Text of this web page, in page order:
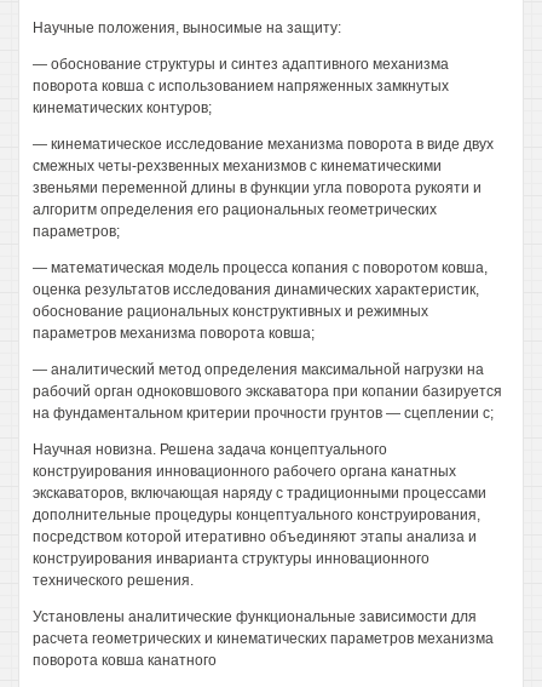
Научные положения, выносимые на защиту:
— обоснование структуры и синтез адаптивного механизма
поворота ковша с использованием напряженных замкнутых
кинематических контуров;
— кинематическое исследование механизма поворота в виде двух
смежных четы-рехзвенных механизмов с кинематическими
звеньями переменной длины в функции угла поворота рукояти и
алгоритм определения его рациональных геометрических
параметров;
— математическая модель процесса копания с поворотом ковша,
оценка результатов исследования динамических характеристик,
обоснование рациональных конструктивных и режимных
параметров механизма поворота ковша;
— аналитический метод определения максимальной нагрузки на
рабочий орган одноковшового экскаватора при копании базируется
на фундаментальном критерии прочности грунтов — сцеплении с;
Научная новизна. Решена задача концептуального
конструирования инновационного рабочего органа канатных
экскаваторов, включающая наряду с традиционными процессами
дополнительные процедуры концептуального конструирования,
посредством которой итеративно объединяют этапы анализа и
конструирования инварианта структуры инновационного
технического решения.
Установлены аналитические функциональные зависимости для
расчета геометрических и кинематических параметров механизма
поворота ковша канатного